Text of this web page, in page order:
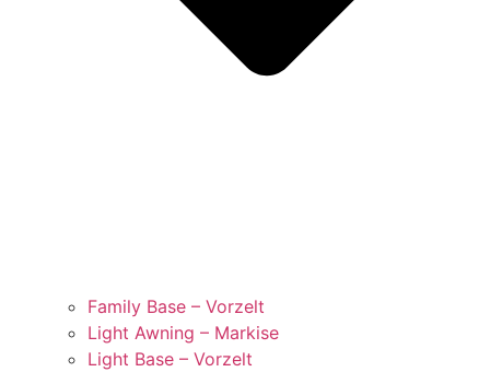
Family Base – Vorzelt
Light Awning – Markise
Light Base – Vorzelt